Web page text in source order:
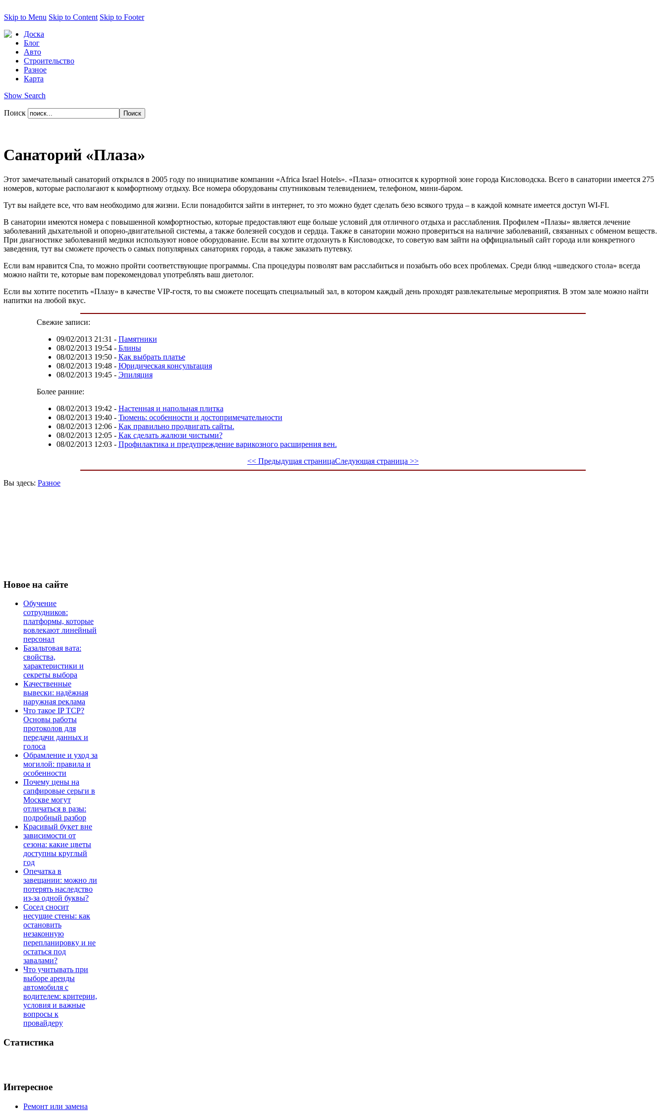
Skip to Menu Skip to Content Skip to Footer
Доска
Блог
Авто
Строительство
Разное
Карта
Show Search
Поиск
Санаторий «Плаза»
Этот замечательный санаторий открылся в 2005 году по инициативе компании «Africa Israel Hotels». «Плаза» относится к курортной зоне города Кисловодска. Всего в санатории имеется 275
номеров, которые располагают к комфортному отдыху. Все номера оборудованы спутниковым телевидением, телефоном, мини-баром.
Тут вы найдете все, что вам необходимо для жизни. Если понадобится зайти в интернет, то это можно будет сделать безо всякого труда – в каждой комнате имеется доступ WI-FI.
В санатории имеются номера с повышенной комфортностью, которые предоставляют еще больше условий для отличного отдыха и расслабления. Профилем «Плазы» является лечение
заболеваний дыхательной и опорно-двигательной системы, а также болезней сосудов и сердца. Также в санатории можно провериться на наличие заболеваний, связанных с обменом веществ.
При диагностике заболеваний медики используют новое оборудование. Если вы хотите отдохнуть в Кисловодске, то советую вам зайти на оффициальный сайт города или конкретного
заведения, тут вы сможете прочесть о самых популярных санаториях города, а также заказать путевку.
Если вам нравится Спа, то можно пройти соответствующие программы. Спа процедуры позволят вам расслабиться и позабыть обо всех проблемах. Среди блюд «шведского стола» всегда
можно найти те, которые вам порекомендовал употреблять ваш диетолог.
Если вы хотите посетить «Плазу» в качестве VIP-гостя, то вы сможете посещать специальный зал, в котором каждый день проходят развлекательные мероприятия. В этом зале можно найти
напитки на любой вкус.
Свежие записи:
09/02/2013 21:31 - Памятники
08/02/2013 19:54- Блины
08/02/2013 19:50- Как выбрать платье
08/02/2013 19:48- Юридическая консультация
08/02/2013 19:45- Эпиляция
Более ранние:
08/02/2013 19:42 - Настенная и напольная плитка
08/02/2013 19:40- Тюмень: особенности и достопримечательности
08/02/2013 12:06- Как правильно продвигать сайты.
08/02/2013 12:05- Как сделать жалюзи чистыми?
08/02/2013 12:03- Профилактика и предупреждение варикозного расширения вен.
<< Предыдущая страницаСледующая страница >>
Вы здесь: Разное
Новое на сайте
Обучение
сотрудников:
платформы, которые
вовлекают линейный
персонал
Базальтовая вата:
свойства,
характеристики и
секреты выбора
Качественные
вывески: надёжная
наружная реклама
Что такое IP TCP?
Основы работы
протоколов для
передачи данных и
голоса
Обрамление и уход за
могилой: правила и
особенности
Почему цены на
сапфировые серьги в
Москве могут
отличаться в разы:
подробный разбор
Красивый букет вне
зависимости от
сезона: какие цветы
доступны круглый
год
Опечатка в
завещании: можно ли
потерять наследство
из-за одной буквы?
Сосед сносит
несущие стены: как
остановить
незаконную
перепланировку и не
остаться под
завалами?
Что учитывать при
выборе аренды
автомобиля с
водителем: критерии,
условия и важные
вопросы к
провайдеру
Статистика
Интересное
Ремонт или замена